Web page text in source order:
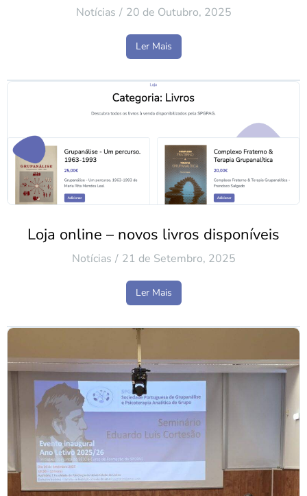
Notícias 20 de Outubro, 2025
Ler Mais
Loja online – novos livros disponíveis
Notícias 21 de Setembro, 2025
Ler Mais